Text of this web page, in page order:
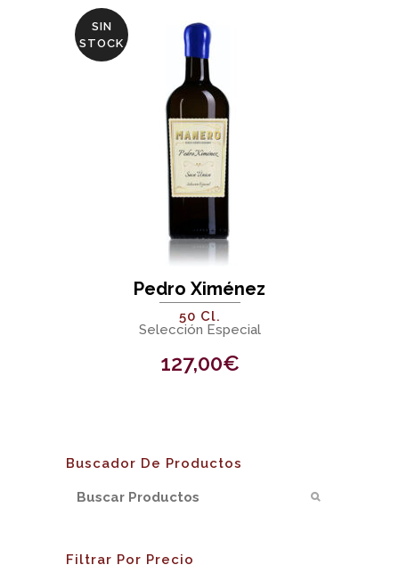
SIN
STOCK
Pedro Ximénez
50 Cl.
Selección Especial
127,00€
Buscador De Productos
Filtrar Por Precio